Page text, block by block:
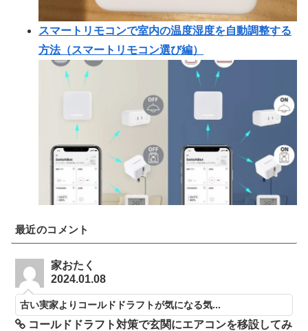
スマートリモコンで室内の温度湿度を自動調整する
方法（スマートリモコン選び編）
最近のコメント
家おたく
2024.01.08
古い実家よりコールドドラフトが気になる気...
コールドドラフト対策で玄関にエアコンを移設してみ